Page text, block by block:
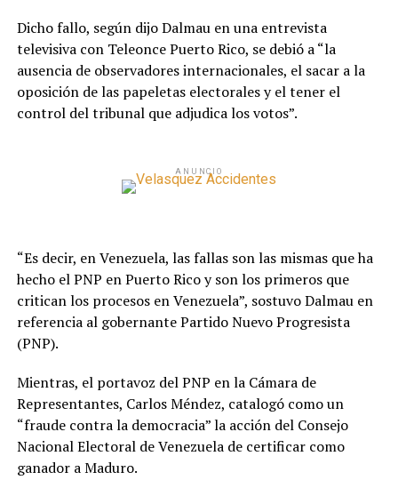
Dicho fallo, según dijo Dalmau en una entrevista
televisiva con Teleonce Puerto Rico, se debió a “la
ausencia de observadores internacionales, el sacar a la
oposición de las papeletas electorales y el tener el
control del tribunal que adjudica los votos”.
ANUNCIO
“Es decir, en Venezuela, las fallas son las mismas que ha
hecho el PNP en Puerto Rico y son los primeros que
critican los procesos en Venezuela”, sostuvo Dalmau en
referencia al gobernante Partido Nuevo Progresista
(PNP).
Mientras, el portavoz del PNP en la Cámara de
Representantes, Carlos Méndez, catalogó como un
“fraude contra la democracia” la acción del Consejo
Nacional Electoral de Venezuela de certificar como
ganador a Maduro.